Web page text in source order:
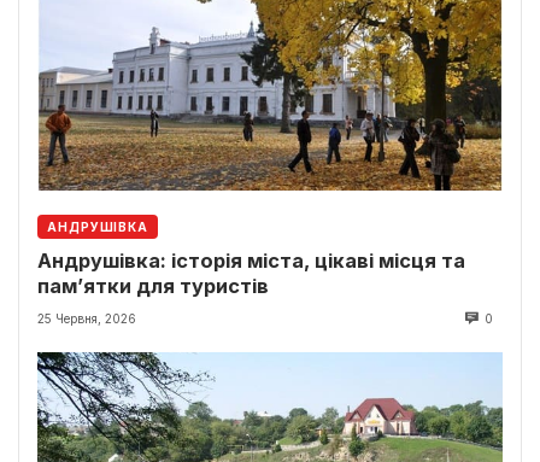
АНДРУШІВКА
Андрушівка: історія міста, цікаві місця та
пам’ятки для туристів
25 Червня, 2026 0